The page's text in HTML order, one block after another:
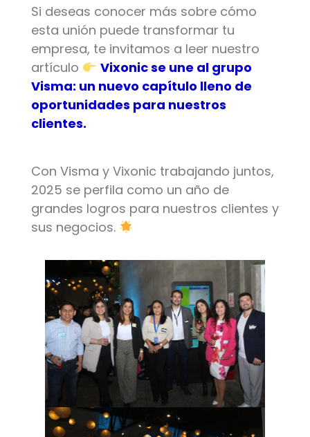
Si deseas conocer más sobre cómo
esta unión puede transformar tu
empresa, te invitamos a leer nuestro
artículo
Vixonic se une al grupo
Visma: un nuevo capítulo lleno de
oportunidades para nuestros
clientes.
Con Visma y Vixonic trabajando juntos,
2025 se perfila como un año de
grandes logros para nuestros clientes y
sus negocios.